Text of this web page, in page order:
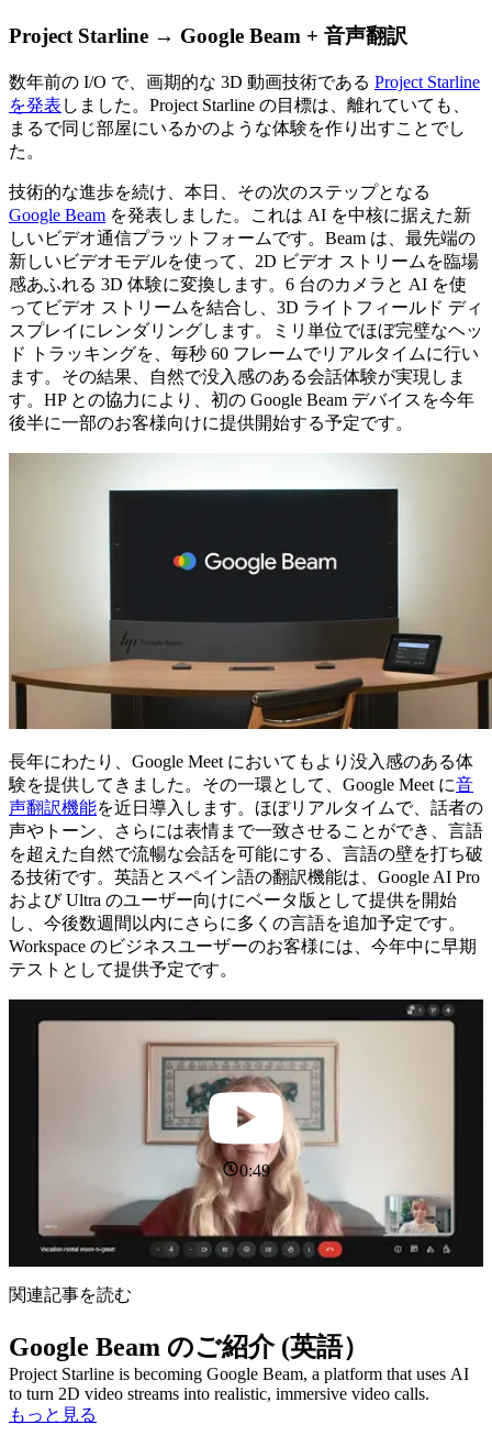
Project Starline → Google Beam + 音声翻訳
数年前の I/O で、画期的な 3D 動画技術である Project Starline
を発表 しました。Project Starline の目標は、離れていても、
まるで同じ部屋にいるかのような体験を作り出すことでし
た。
技術的な進歩を続け、本日、その次のステップとなる
Google Beam を発表しました。これは AI を中核に据えた新
しいビデオ通信プラットフォームです。Beam は、最先端の
新しいビデオモデルを使って、2D ビデオ ストリームを臨場
感あふれる 3D 体験に変換します。6 台のカメラと AI を使
ってビデオ ストリームを結合し、3D ライトフィールド ディ
スプレイにレンダリングします。ミリ単位でほぼ完璧なヘッ
ド トラッキングを、毎秒 60 フレームでリアルタイムに行い
ます。その結果、自然で没入感のある会話体験が実現しま
す。HP との協力により、初の Google Beam デバイスを今年
後半に一部のお客様向けに提供開始する予定です。
長年にわたり、Google Meet においてもより没入感のある体
験を提供してきました。その一環として、Google Meet に音
声翻訳機能を近日導入します。ほぼリアルタイムで、話者の
声やトーン、さらには表情まで一致させることができ、言語
を超えた自然で流暢な会話を可能にする、言語の壁を打ち破
る技術です。英語とスペイン語の翻訳機能は、Google AI Pro
および Ultra のユーザー向けにベータ版として提供を開始
し、今後数週間以内にさらに多くの言語を追加予定です。
Workspace のビジネスユーザーのお客様には、今年中に早期
テストとして提供予定です。
0:49
関連記事を読む
Google Beam のご紹介 (英語）
Project Starline is becoming Google Beam, a platform that uses AI
to turn 2D video streams into realistic, immersive video calls.
もっと見る